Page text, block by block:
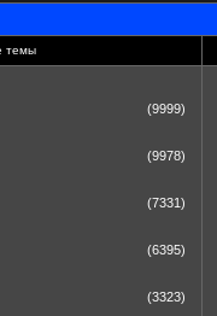
темы
(9999)
(9978)
(7331)
(6395)
(3323)